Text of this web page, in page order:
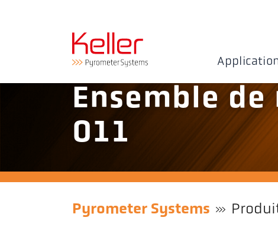
Ensemble
011
Pyrometer Systems